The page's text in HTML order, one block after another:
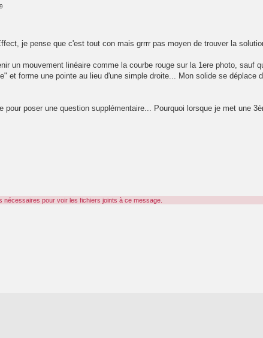
je pense que c'est tout con mais grrrr pas moyen de trouver la
un mouvement linéaire comme la courbe rouge sur la 1ere photo, sauf
et forme une pointe au lieu d'une simple droite... Mon solide se déplace
pour poser une question supplémentaire... Pourquoi lorsque je met une
nécessaires pour voir les fichiers joints à ce message.